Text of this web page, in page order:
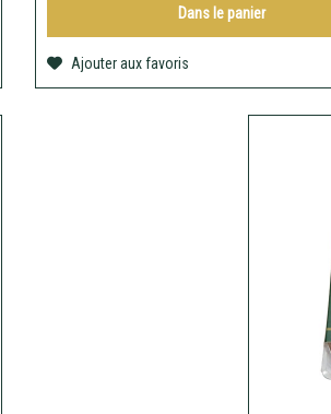
Dans lepanier
Ajouter aux favoris